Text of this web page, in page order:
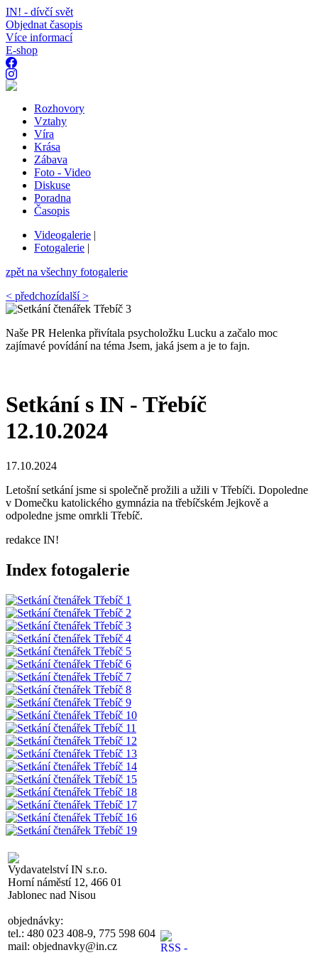
IN! - dívčí svět
Objednat časopis
Více informací
E-shop
Rozhovory
Vztahy
Víra
Krása
Zábava
Foto - Video
Diskuse
Poradna
Časopis
Videogalerie |
Fotogalerie |
zpět na všechny fotogalerie
< předchozídalší >
Naše PR Helenka přivítala psycholožku Lucku a začalo moc
zajímavé povídání na téma Jsem, jaká jsem a je to fajn.
Setkání s IN - Třebíč
12.10.2024
17.10.2024
Letošní setkání jsme si společně prožili a užili v Třebíči. Dopoledne
v Domečku katolického gymnázia na třebíčském Jejkově a
odpoledne jsme omrkli Třebíč.
redakce IN!
Index fotogalerie
Vydavatelství IN s.r.o.
Horní náměstí 12, 466 01
Jablonec nad Nisou
objednávky:
tel.: 480 023 408-9, 775 598 604
mail: objednavky@in.cz